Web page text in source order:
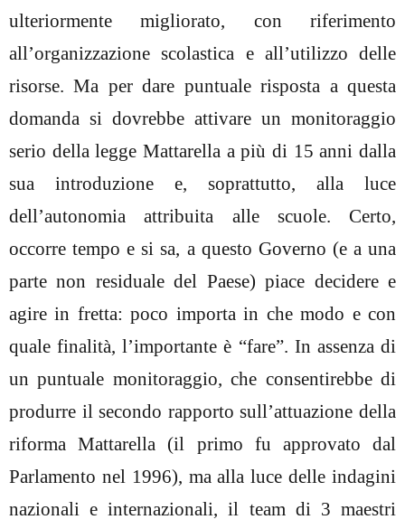
ulteriormente migliorato, con riferimento
all’organizzazione scolastica e all’utilizzo delle
risorse. Ma per dare puntuale risposta a questa
domanda si dovrebbe attivare un monitoraggio
serio della legge Mattarella a più di 15 anni dalla
sua introduzione e, soprattutto, alla luce
dell’autonomia attribuita alle scuole. Certo,
occorre tempo e si sa, a questo Governo (e a una
parte non residuale del Paese) piace decidere e
agire in fretta: poco importa in che modo e con
quale finalità, l’importante è “fare”. In assenza di
un puntuale monitoraggio, che consentirebbe di
produrre il secondo rapporto sull’attuazione della
riforma Mattarella (il primo fu approvato dal
Parlamento nel 1996), ma alla luce delle indagini
nazionali e internazionali, il team di 3 maestri